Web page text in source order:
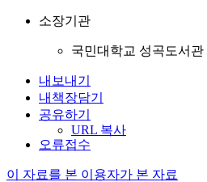
소장기관
국민대학교 성곡도서관
내보내기
내책장담기
공유하기
URL 복사
오류접수
이 자료를 본 이용자가 본 자료